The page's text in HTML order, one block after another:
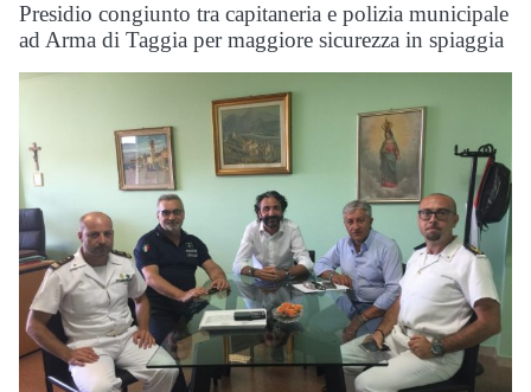
Presidio congiunto tra capitaneria e polizia municipale
ad Arma di Taggia per maggiore sicurezza in spiaggia